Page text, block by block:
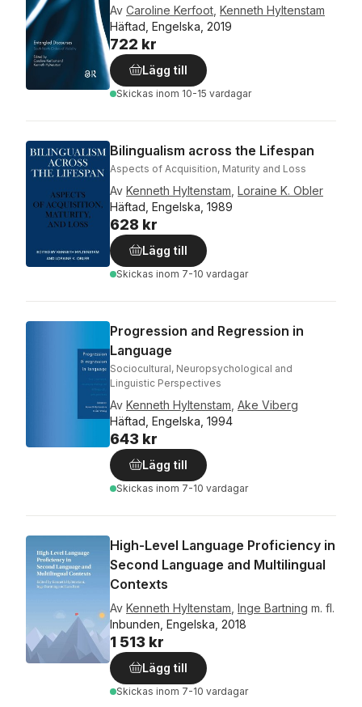
Av Caroline Kerfoot Kenneth Hyltenstam
Häftad, Engelska, 2019
722 kr
Lägg till
Skickas inom 10-15 vardagar
Bilingualism across the Lifespan
Aspects of Acquisition, Maturity and Loss
Av Kenneth Hyltenstam Loraine K. Obler
Häftad, Engelska, 1989
628 kr
Lägg till
Skickas inom 7-10 vardagar
Progression and Regression in
Language
Sociocultural, Neuropsychological and
Linguistic Perspectives
Av Kenneth Hyltenstam Ake Viberg
Häftad, Engelska, 1994
643 kr
Lägg till
Skickas inom 7-10 vardagar
High-Level Language Proficiency in
Second Language and Multilingual
Contexts
Av Kenneth Hyltenstam Inge Bartning m. fl.
Inbunden, Engelska, 2018
1 513 kr
Lägg till
Skickas inom 7-10 vardagar